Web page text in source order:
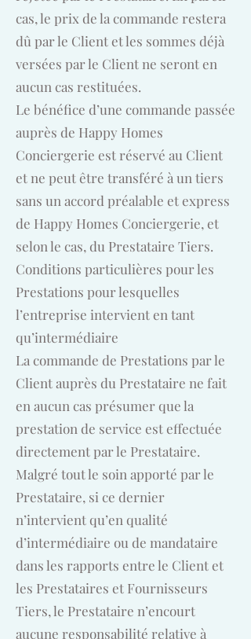
cas, le prix de la commande restera
dû par le Client et les sommes déjà
versées par le Client ne seront en
aucun cas restituées.
Le bénéfice d’une commande passée
auprès de Happy Homes
Conciergerie est réservé au Client
et ne peut être transféré à un tiers
sans un accord préalable et express
de Happy Homes Conciergerie, et
selon le cas, du Prestataire Tiers.
Conditions particulières pour les
Prestations pour lesquelles
l’entreprise intervient en tant
qu’intermédiaire
La commande de Prestations par le
Client auprès du Prestataire ne fait
en aucun cas présumer que la
prestation de service est effectuée
directement par le Prestataire.
Malgré tout le soin apporté par le
Prestataire, si ce dernier
n’intervient qu’en qualité
d’intermédiaire ou de mandataire
dans les rapports entre le Client et
les Prestataires et Fournisseurs
Tiers, le Prestataire n’encourt
aucune responsabilité relative à